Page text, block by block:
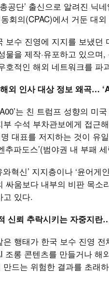
공단’ 출신으로 알려진 닉
회의(CPAC)에서 거둔 대
보수 진영에 지지를 보냈
물을 제작·유포하고 있으
호적인 해외 네트워크를 파
외 인사 대상 정보 왜곡…
는 친 트럼프 성향의 미
부 수석 부차관보에게 접근
대표를 저지하는 것이 유
추파도스’(범야권 내 부패
와혁신’ 지지층이나 ‘윤어
싸움보다 내부의 비판 목
고 있다.
신뢰 추락시키는 자중지
은 행태가 한국 보수 진영
조롱 콘텐츠를 만들거나 해
만드는 위험한 결과를 초래